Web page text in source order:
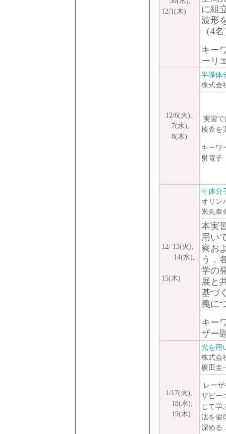
12/1(木)
に組
波形
（4
キー
ーリ
12/6(火),
7(水),
8(木)
半導体
株式会
実習
検査
キーワ
射電
12/ 13(火),
14(水),
15(木)
生体分
オリン
米丸泰
本実
用い
察お
う．
学の
展と
基づ
義に
キー
ザー
1/17(火),
18(水),
19(木)
光を用
株式会
廣田圭
レー
ザピー
じて学
法を習
深め